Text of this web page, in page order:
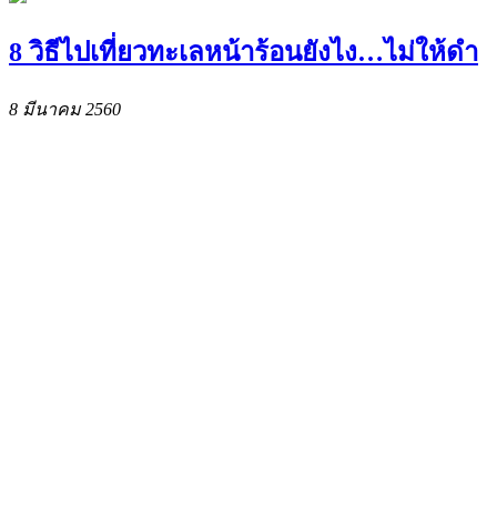
8 วิธีไปเที่ยวทะเลหน้าร้อนยังไง…ไม่ให้ดำ
8 มีนาคม 2560